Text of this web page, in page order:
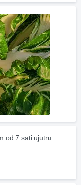
od 7 sati ujutru.